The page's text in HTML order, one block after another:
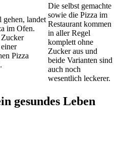
gehen, landet
im Ofen.
Pizza
Die selbst gemachte
sowie die Pizza im
Restaurant kommen
in aller Regel
komplett ohne
Zucker aus und
beide Varianten sind
auch noch
wesentlich leckerer.
gesundes Leben